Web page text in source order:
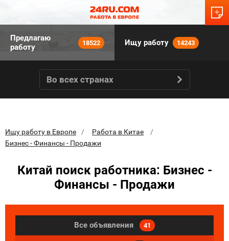
Предлагаю
работу
18522 Ищу работу 14243
Во всех странах
Ищу работу в Европе
Работа в Китае
Бизнес - Финансы - Продажи
Китай поиск работника: Бизнес -
Финансы - Продажи
Все объявления 41